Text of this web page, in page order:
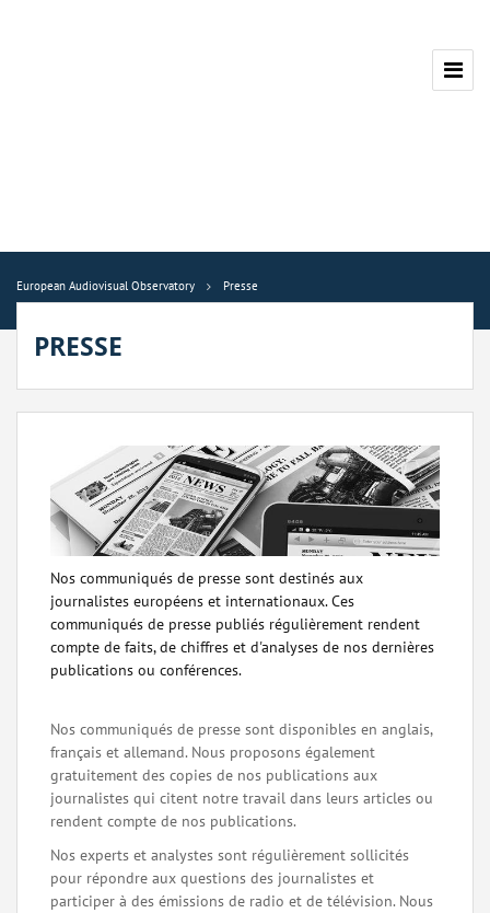
European Audiovisual Observatory Presse
PRESSE
Nos communiqués de presse sont destinés aux
journalistes européens et internationaux. Ces
communiqués de presse publiés régulièrement rendent
compte de faits, de chiffres et d'analyses de nos dernières
publications ou conférences.
Nos communiqués de presse sont disponibles en anglais,
français et allemand. Nous proposons également
gratuitement des copies de nos publications aux
journalistes qui citent notre travail dans leurs articles ou
rendent compte de nos publications.
Nos experts et analystes sont régulièrement sollicités
pour répondre aux questions des journalistes et
participer à des émissions de radio et de télévision. Nous